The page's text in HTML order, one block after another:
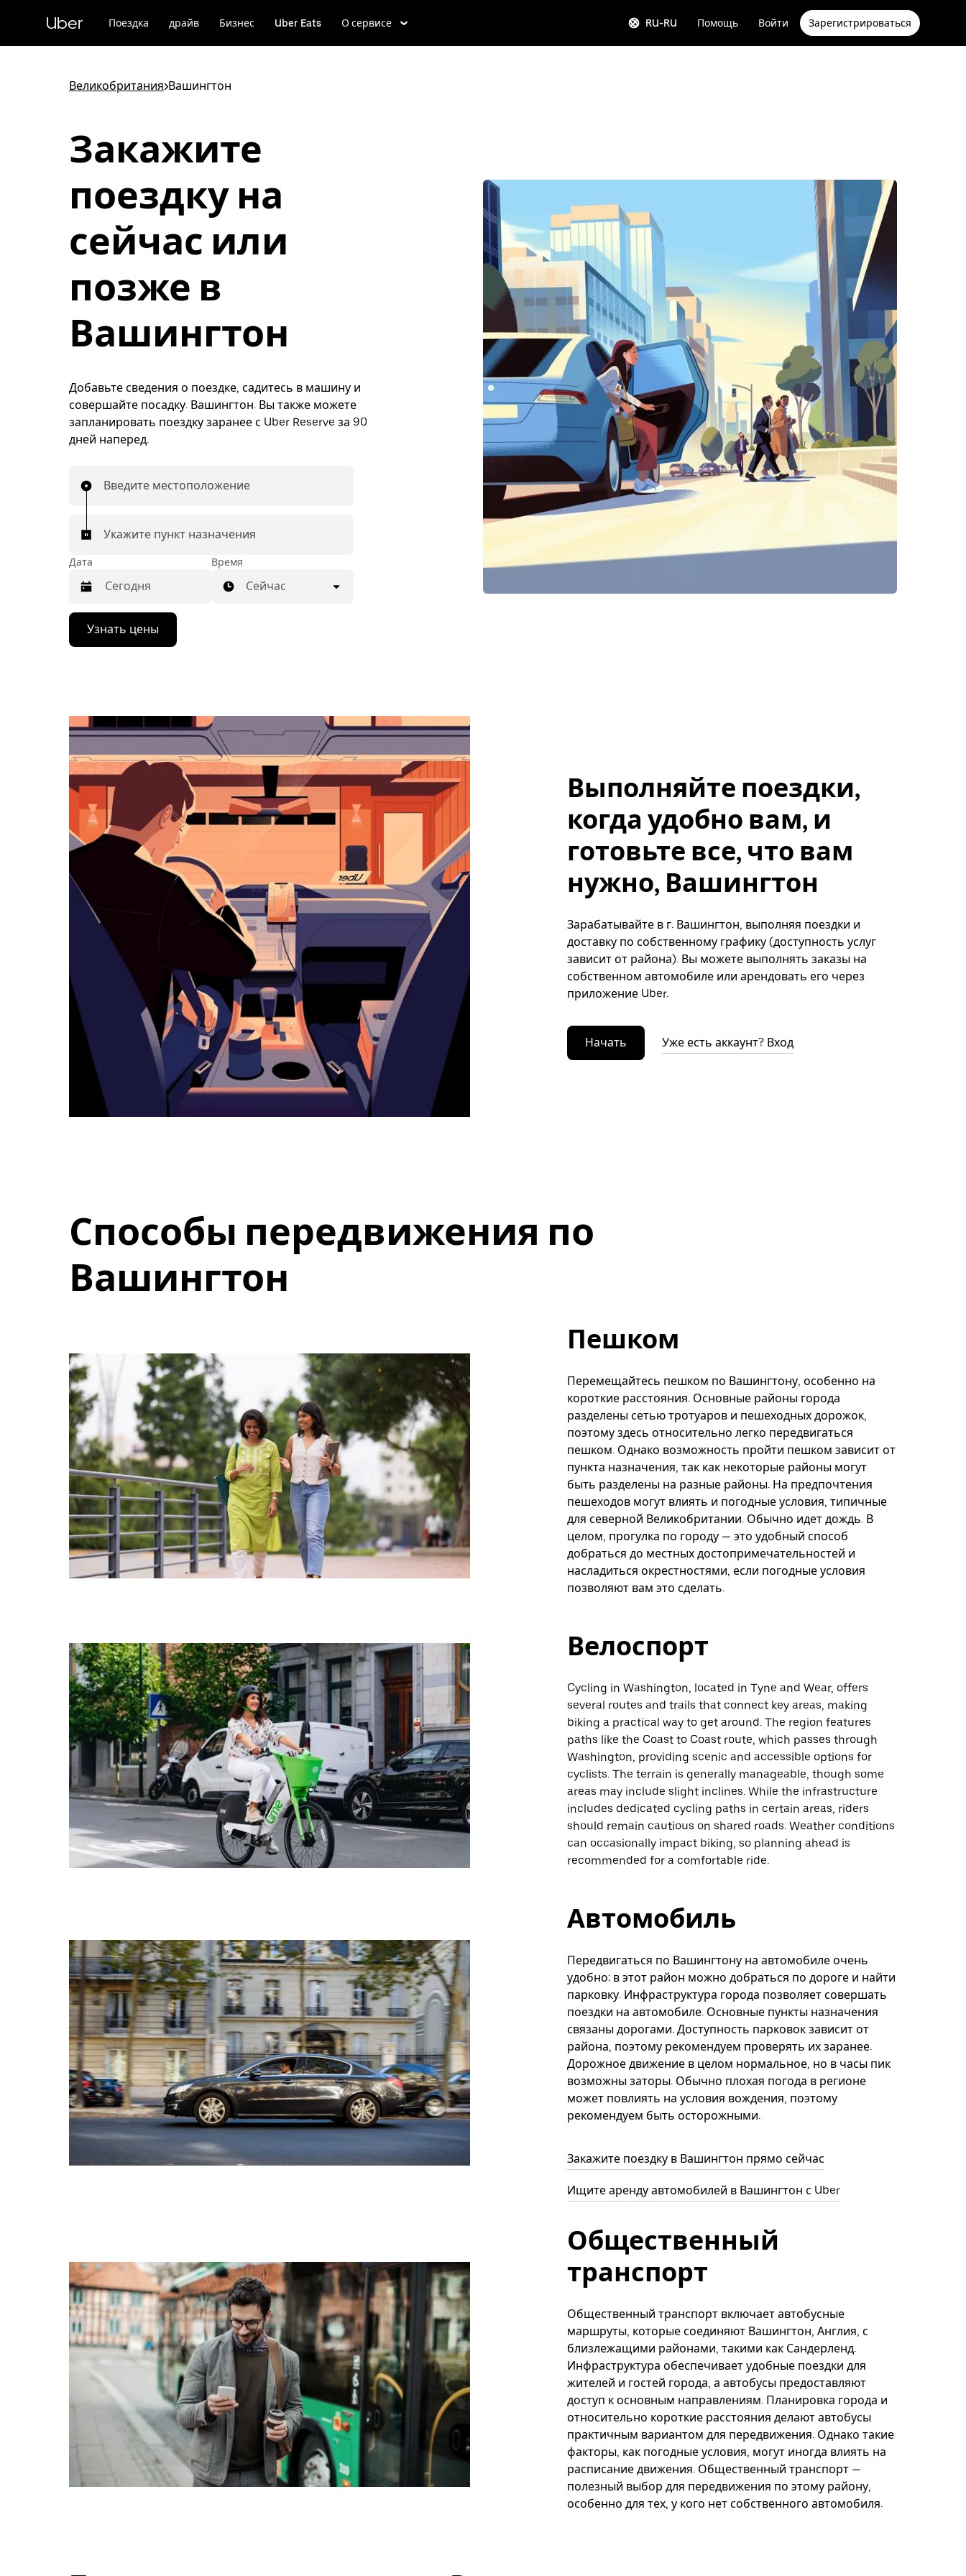
к
Uber Поездка драйв Бизнес Uber Eats О сервисе RU-RU Помощь Войти Зарегистрироваться
Великобритания>Вашингтон
Закажите
поездку на
сейчас или
позже в
Вашингтон
Добавьте сведения о поездке, садитесь в машину и
совершайте посадку. Вашингтон. Вы также можете
запланировать поездку заранее с Uber Reserve за 90
дней наперед.
Введите местоположение
Укажите пункт назначения
Дата
Нажмите
стрелку
вниз,
выбрать
дату.
закрыть
календарь,
нажмите
Esc.
Время
Сейчас
Узнать цены
Выполняйте поездки,
когда удобно вам, и
готовьте все, что вам
нужно, Вашингтон
Зарабатывайте в г. Вашингтон, выполняя поездки и
доставку по собственному графику (доступность услуг
зависит от района). Вы можете выполнять заказы на
собственном автомобиле или арендовать его через
приложение Uber.
Начать Уже есть аккаунт? Вход
Способы передвижения по
Вашингтон
Пешком
Перемещайтесь пешком по Вашингтону, особенно на
короткие расстояния. Основные районы города
разделены сетью тротуаров и пешеходных дорожок,
поэтому здесь относительно легко передвигаться
пешком. Однако возможность пройти пешком зависит от
пункта назначения, так как некоторые районы могут
быть разделены на разные районы. На предпочтения
пешеходов могут влиять и погодные условия, типичные
для северной Великобритании. Обычно идет дождь. В
целом, прогулка по городу — это удобный способ
добраться до местных достопримечательностей и
насладиться окрестностями, если погодные условия
позволяют вам это сделать.
Велоспорт
Cycling in Washington, located in Tyne and Wear, offers
several routes and trails that connect key areas, making
biking a practical way to get around. The region features
paths like the Coast to Coast route, which passes through
Washington, providing scenic and accessible options for
cyclists. The terrain is generally manageable, though some
areas may include slight inclines. While the infrastructure
includes dedicated cycling paths in certain areas, riders
should remain cautious on shared roads. Weather conditions
can occasionally impact biking, so planning ahead is
recommended for a comfortable ride.
Автомобиль
Передвигаться по Вашингтону на автомобиле очень
удобно: в этот район можно добраться по дороге и найти
парковку. Инфраструктура города позволяет совершать
поездки на автомобиле. Основные пункты назначения
связаны дорогами. Доступность парковок зависит от
района, поэтому рекомендуем проверять их заранее.
Дорожное движение в целом нормальное, но в часы пик
возможны заторы. Обычно плохая погода в регионе
может повлиять на условия вождения, поэтому
рекомендуем быть осторожными.
Закажите поездку в Вашингтон прямо сейчас
Ищите аренду автомобилей в Вашингтон с Uber
Общественный
транспорт
Общественный транспорт включает автобусные
маршруты, которые соединяют Вашингтон, Англия, с
близлежащими районами, такими как Сандерленд.
Инфраструктура обеспечивает удобные поездки для
жителей и гостей города, а автобусы предоставляют
доступ к основным направлениям. Планировка города и
относительно короткие расстояния делают автобусы
практичным вариантом для передвижения. Однако такие
факторы, как погодные условия, могут иногда влиять на
расписание движения. Общественный транспорт —
полезный выбор для передвижения по этому району,
особенно для тех, у кого нет собственного автомобиля.